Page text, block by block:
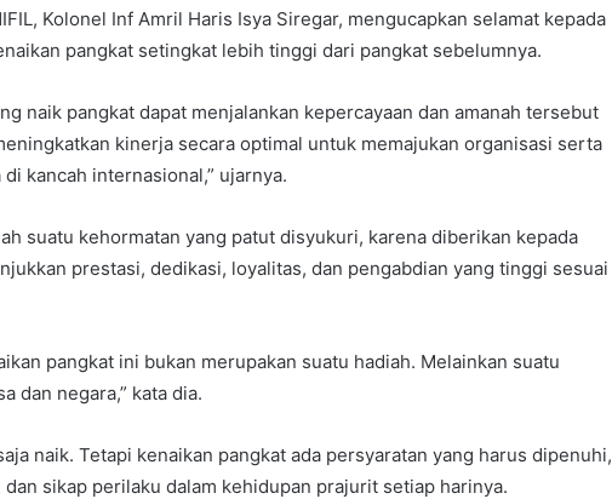
Kolonel Inf Amril Haris Isya Siregar, mengucapkan selamat kepada
pangkat setingkat lebih tinggi dari pangkat sebelumnya.
naik pangkat dapat menjalankan kepercayaan dan amanah tersebut
kinerja secara optimal untuk memajukan organisasi serta
kancah internasional,” ujarnya.
suatu kehormatan yang patut disyukuri, karena diberikan kepada
prestasi, dedikasi, loyalitas, dan pengabdian yang tinggi sesuai
pangkat ini bukan merupakan suatu hadiah. Melainkan suatu
dan negara,” kata dia.
naik. Tetapi kenaikan pangkat ada persyaratan yang harus dipenuhi,
sikap perilaku dalam kehidupan prajurit setiap harinya.